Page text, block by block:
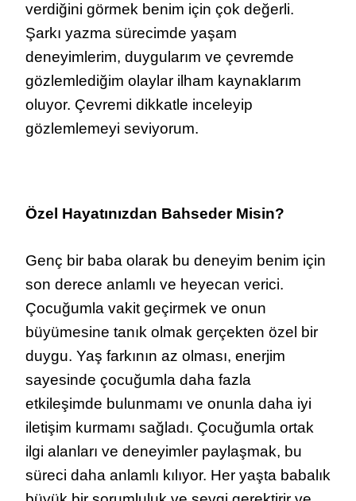
verdiğini görmek benim için çok değerli.
Şarkı yazma sürecimde yaşam
deneyimlerim, duygularım ve çevremde
gözlemlediğim olaylar ilham kaynaklarım
oluyor. Çevremi dikkatle inceleyip
gözlemlemeyi seviyorum.
Özel Hayatınızdan Bahseder Misin?
Genç bir baba olarak bu deneyim benim için
son derece anlamlı ve heyecan verici.
Çocuğumla vakit geçirmek ve onun
büyümesine tanık olmak gerçekten özel bir
duygu. Yaş farkının az olması, enerjim
sayesinde çocuğumla daha fazla
etkileşimde bulunmamı ve onunla daha iyi
iletişim kurmamı sağladı. Çocuğumla ortak
ilgi alanları ve deneyimler paylaşmak, bu
süreci daha anlamlı kılıyor. Her yaşta babalık